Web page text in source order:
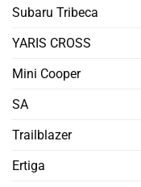
Subaru Tribeca
YARIS CROSS
Mini Cooper
SA
Trailblazer
Ertiga